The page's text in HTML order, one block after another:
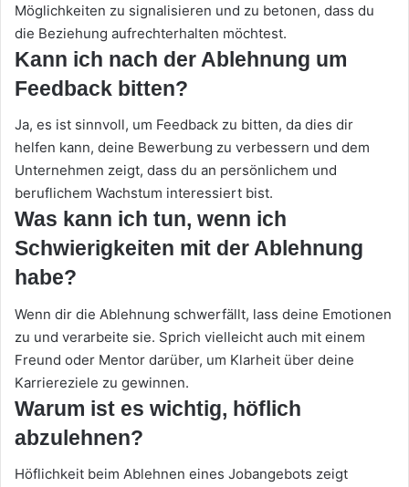
Möglichkeiten zu signalisieren und zu betonen, dass du
die Beziehung aufrechterhalten möchtest.
Kann ich nach der Ablehnung um
Feedback bitten?
Ja, es ist sinnvoll, um Feedback zu bitten, da dies dir
helfen kann, deine Bewerbung zu verbessern und dem
Unternehmen zeigt, dass du an persönlichem und
beruflichem Wachstum interessiert bist.
Was kann ich tun, wenn ich
Schwierigkeiten mit der Ablehnung
habe?
Wenn dir die Ablehnung schwerfällt, lass deine Emotionen
zu und verarbeite sie. Sprich vielleicht auch mit einem
Freund oder Mentor darüber, um Klarheit über deine
Karriereziele zu gewinnen.
Warum ist es wichtig, höflich
abzulehnen?
Höflichkeit beim Ablehnen eines Jobangebots zeigt